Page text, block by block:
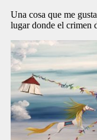
Una cosa que me
lugar donde el crimen